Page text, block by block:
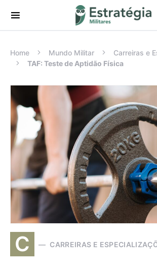
Procurar:
Home Mundo Militar
Carreiras e
TAF: Teste de Aptidão Física
C CARREIRAS E